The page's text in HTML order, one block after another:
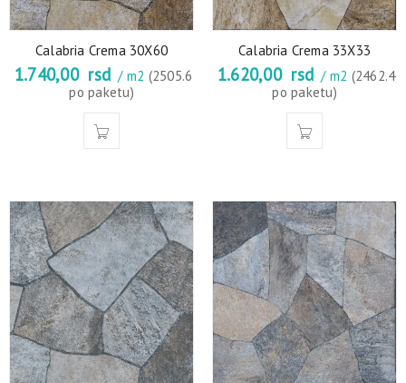
Calabria Crema 30X60
1.740,00 rsd / m2 (2505.6
po paketu)
Calabria Crema 33X33
1.620,00 rsd / m2 (2462.4
po paketu)